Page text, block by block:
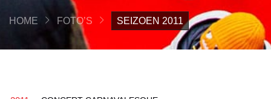
HOME FOTO’S SEIZOEN 2011